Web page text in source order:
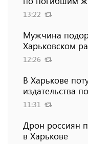
13:22
Мужчина
Харьковском
12:26
В Харькове
издательства
11:31
Дрон россиян
в Харькове